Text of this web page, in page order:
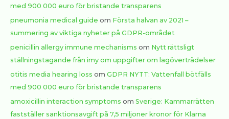
med 900 000 euro för bristande transparens
pneumonia medical guide om Första halvan av 2021 –
summering av viktiga nyheter på GDPR-området
penicillin allergy immune mechanisms om Nytt rättsligt
ställningstagande från imy om uppgifter om lagöverträdelser
otitis media hearing loss om GDPR NYTT: Vattenfall bötfälls
med 900 000 euro för bristande transparens
amoxicillin interaction symptoms om Sverige: Kammarrätten
fastställer sanktionsavgift på 7,5 miljoner kronor för Klarna